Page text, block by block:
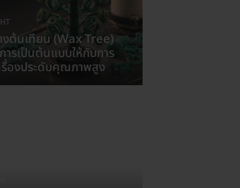
งต้นเทียน (Wax Tree)
ารเป็นต้นแบบให้กับการ
องประดับคุณภาพสูง